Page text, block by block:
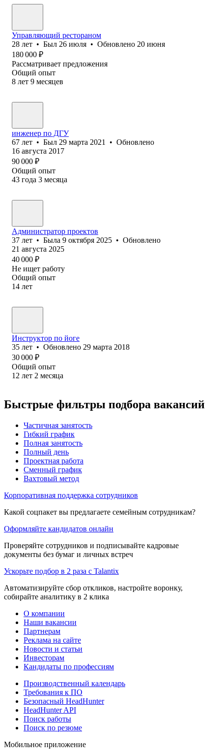
Управляющий рестораном
28 лет • Был 26 июля • Обновлено 20 июня
180 000 ₽
Рассматривает предложения
Общий опыт
8 лет 9 месяцев
инженер по ДГУ
67 лет • Был 29 марта 2021 • Обновлено
16 августа 2017
90 000 ₽
Общий опыт
43 года 3 месяца
Администратор проектов
37 лет • Была 9 октября 2025 • Обновлено
21 августа 2025
40 000 ₽
Не ищет работу
Общий опыт
14 лет
Инструктор по йоге
35 лет • Обновлено 29 марта 2018
30 000 ₽
Общий опыт
12 лет 2 месяца
Быстрые фильтры подбора вакансий
Частичная занятость
Гибкий график
Полная занятость
Полный день
Проектная работа
Сменный график
Вахтовый метод
Корпоративная поддержка сотрудников
Какой соцпакет вы предлагаете семейным сотрудникам?
Оформляйте кандидатов онлайн
Проверяйте сотрудников и подписывайте кадровые
документы без бумаг и личных встреч
Ускорьте подбор в 2 раза с Talantix
Автоматизируйте сбор откликов, настройте воронку,
собирайте аналитику в 2 клика
О компании
Наши вакансии
Партнерам
Реклама на сайте
Новости и статьи
Инвесторам
Кандидаты по профессиям
Производственный календарь
Требования к ПО
Безопасный HeadHunter
HeadHunter API
Поиск работы
Поиск по резюме
Мобильное приложение